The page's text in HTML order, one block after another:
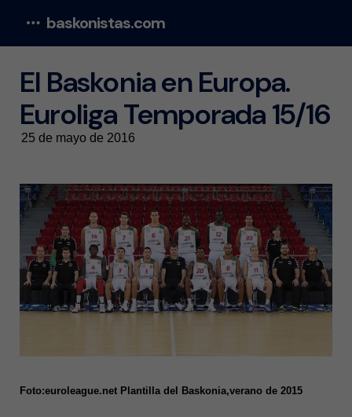
baskonistas.com
El Baskonia en Europa.
Euroliga Temporada 15/16
25 de mayo de 2016
Foto:euroleague.net Plantilla del Baskonia,verano de 2015